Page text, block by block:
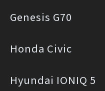
Genesis G70
Honda Civic
Hyundai IONIQ 5